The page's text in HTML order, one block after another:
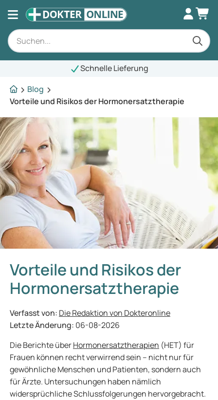
Schnelle Lieferung
Blog
Vorteile und Risikos der Hormonersatztherapie
Vorteile und Risikos der
Hormonersatztherapie
Verfasst von: Die Redaktion von Dokteronline
Letzte Änderung: 06-08-2026
Die Berichte überHormonersatztherapien (HET) für
Frauen können recht verwirrend sein – nicht nur für
gewöhnliche Menschen und Patienten, sondern auch
für Ärzte. Untersuchungen haben nämlich
widersprüchliche Schlussfolgerungen hervorgebracht.